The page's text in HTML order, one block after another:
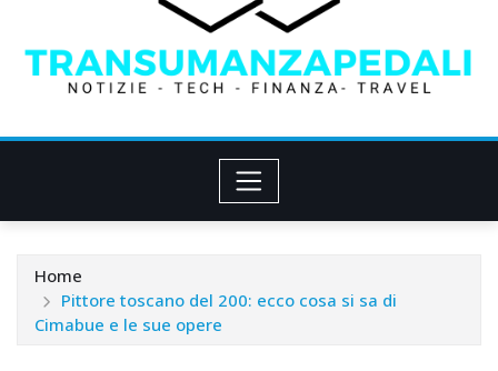
Home
Pittore toscano del 200: ecco cosa si sa di
Cimabue e le sue opere